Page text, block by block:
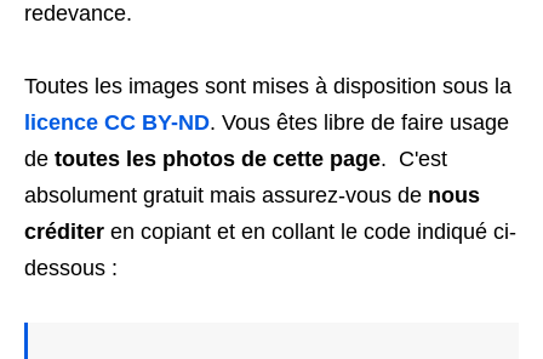
redevance.
Toutes les images sont mises à disposition sous la
licence CC BY-ND. Vous êtes libre de faire usage
de toutes les photos de cette page. C'est
absolument gratuit mais assurez-vous de nous
créditer en copiant et en collant le code indiqué ci-
dessous :